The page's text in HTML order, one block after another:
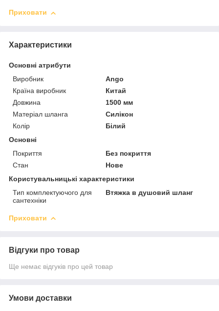
Приховати
Характеристики
Основні атрибути
Виробник
Ango
Країна виробник
Китай
Довжина
1500 мм
Матеріал шланга
Силікон
Колір
Білий
Основні
Покриття
Без покриття
Стан
Нове
Користувальницькі характеристики
Тип комплектуючого для
сантехніки
Втяжка в душовий шланг
Приховати
Відгуки про товар
Ще немає відгуків про цей товар
Умови доставки